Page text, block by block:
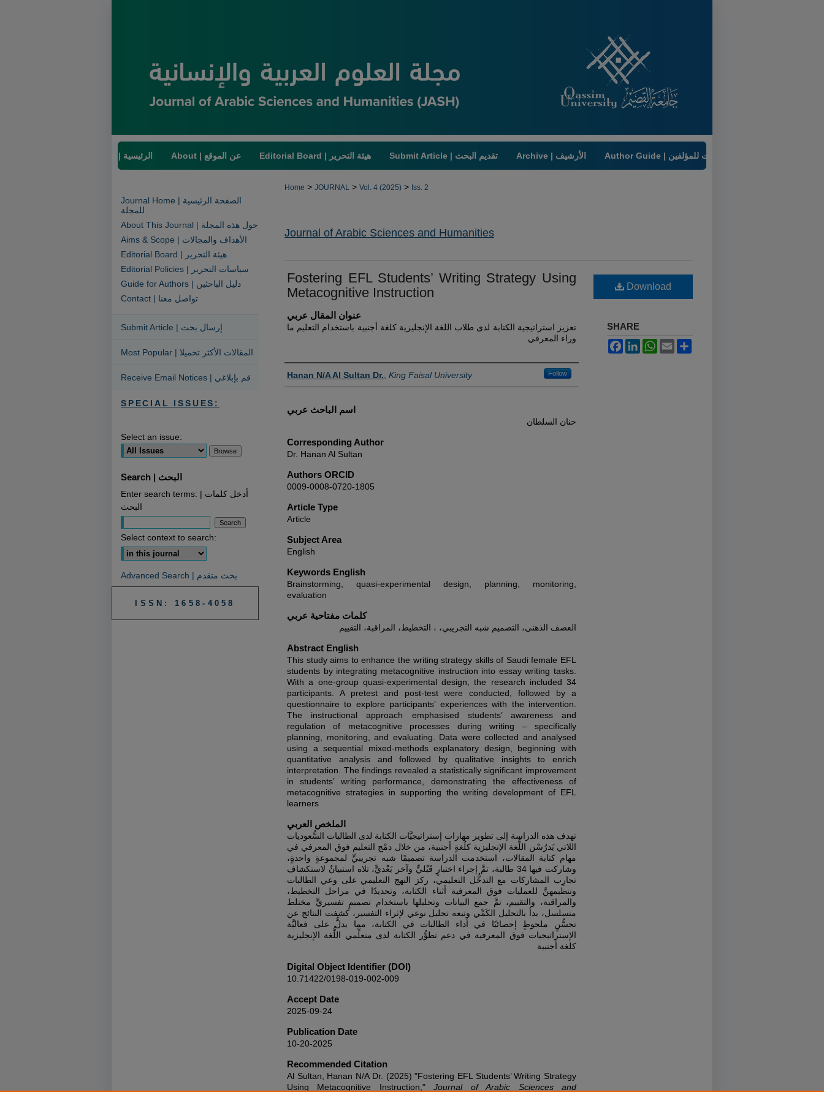
Home | الرئيسية About | عن الموقع Editorial Board | هيئة التحرير Submit Article | تقديم البحث Archive | الأرشيف Author Guide | إرشادات للمؤلفين
Home > JOURNAL > Vol. 4 (2025) > Iss. 2
Journal of Arabic Sciences and Humanities
Fostering EFL Students’ Writing Strategy Using
Metacognitive Instruction
عنوان المقال عربي
تعزيز استراتيجية الكتابة لدى طلاب اللغة الإنجليزية كلغة أجنبية باستخدام التعليم ما
وراء المعرفي
Authors
Hanan N/A Al Sultan Dr., King Faisal University Follow
اسم الباحث عربي
حنان السلطان
Corresponding Author
Dr. Hanan Al Sultan
Authors ORCID
0009-0008-0720-1805
Article Type
Article
Subject Area
English
Keywords English
Brainstorming, quasi-experimental design, planning, monitoring,
evaluation
كلمات مفتاحية عربي
العصف الذهني، التصميم شبه التجريبي، ، التخطيط، المراقبة، التقييم
Abstract English
This study aims to enhance the writing strategy skills of Saudi female EFL
students by integrating metacognitive instruction into essay writing tasks.
With a one-group quasi-experimental design, the research included 34
participants. A pretest and post-test were conducted, followed by a
questionnaire to explore participants’ experiences with the intervention.
The instructional approach emphasised students’ awareness and
regulation of metacognitive processes during writing – specifically
planning, monitoring, and evaluating. Data were collected and analysed
using a sequential mixed-methods explanatory design, beginning with
quantitative analysis and followed by qualitative insights to enrich
interpretation. The findings revealed a statistically significant improvement
in students’ writing performance, demonstrating the effectiveness of
metacognitive strategies in supporting the writing development of EFL
learners
الملخص العربي
تهدف هذه الدراسة إلى تطوير مهارات إستراتيجيَّات الكتابة لدى الطالبات السُّعوديات
اللاتي يَدرُسْن اللُّغة الإنجليزية كلُغةٍ أجنبية، من خلال دمْج التعليم فوق المعرفي في
مهام كتابة المقالات، استخدمت الدراسة تصميمًا شبه تجريبيٍّ لمجموعةٍ واحدةٍ،
وشاركت فيها 34 طالبة، تمَّ إجراء اختبارٍ قَبْليٍّ وآخر بَعْديٍّ، تلاه استبيانٌ لاستكشاف
تجارِب المشاركات مع التدخُّل التعليمي، ركز النهج التعليمي على وعي الطالبات
وتنظيمهنَّ للعمليات فوق المعرفية أثناء الكتابة، وتحديدًا في مراحل التخطيط،
والمراقبة، والتقييم، تمَّ جمع البيانات وتحليلها باستخدام تصميمٍ تفسيريٍّ مختلط
متسلسل، بدأ بالتحليل الكَمِّي وتبعه تحليل نوعي لإثراء التفسير، كشفت النتائج عن
تحسُّنٍ ملحوظٍ إحصائيًا في أداء الطالبات في الكتابة، مما يدلُّ على فعاليَّة
الإستراتيجيات فوق المعرفية في دعم تطوُّر الكتابة لدى متعلِّمي اللُّغة الإنجليزية
كلغة أجنبية
Digital Object Identifier (DOI)
10.71422/0198-019-002-009
Accept Date
2025-09-24
Publication Date
10-20-2025
Recommended Citation
Al Sultan, Hanan N/A Dr. (2025) "Fostering EFL Students’ Writing Strategy
Using Metacognitive Instruction,"Journal of Arabic Sciences and
Download
SHARE
FacebookLinkedInWhatsApp
Email
Journal Home | الصفحة الرئيسية
للمجلة
About This Journal | حول هذه المجلة
Aims & Scope | الأهداف والمجالات
Editorial Board | هيئة التحرير
Editorial Policies | سياسات التحرير
Guide for Authors | دليل الباحثين
Contact | تواصل معنا
Submit Article | إرسال بحث
Most Popular | المقالات الأكثر تحميلا
Receive Email Notices | قم بإبلاغي
SPECIAL ISSUES:
Select an issue:
Search | البحث
Enter search terms: | أدخل كلمات
البحث
Select context to search:
Advanced Search | بحث متقدم
ISSN: 1658-4058